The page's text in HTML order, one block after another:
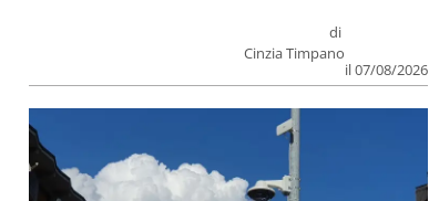
di
Cinzia Timpano
il 07/08/2026